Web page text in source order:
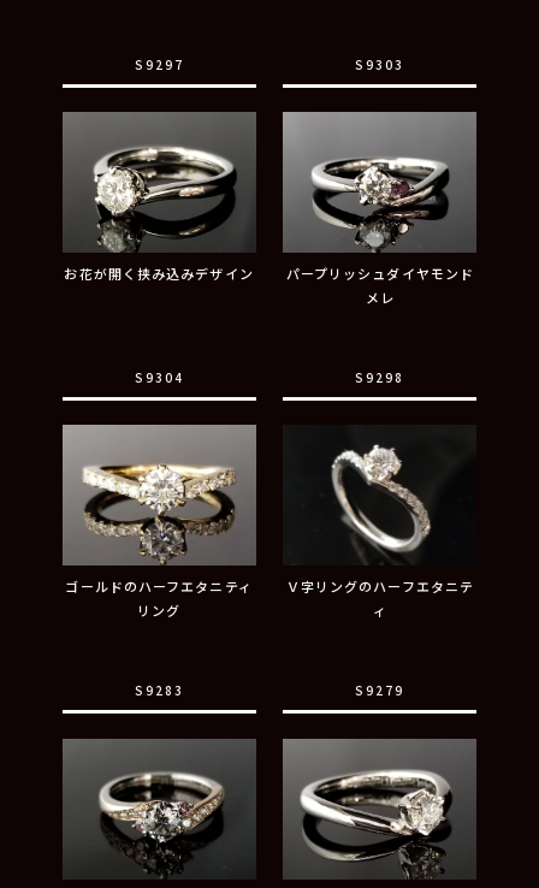
S9297 S9303
お花が開く挟み込みデザイン
S9304
パープリッシュダイヤモンド
メレ
S9298
ゴールドのハーフエタニティ
リング
S9283
Ｖ字リングのハーフエタニテ
ィ
S9279